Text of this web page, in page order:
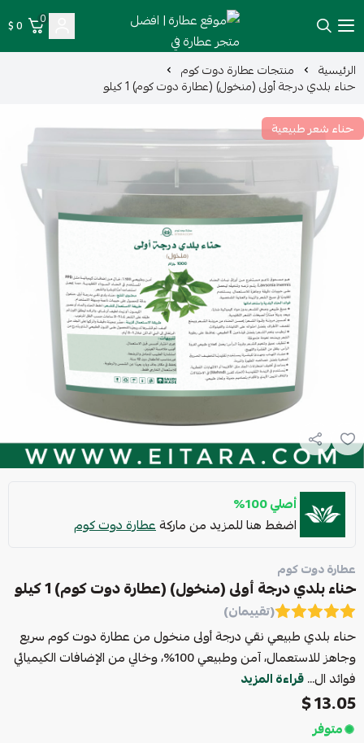
موقع عطارة | افضل متجر عطارة في السعودية
0
0 $
الرئيسية منتجات عطارة دوت كوم
حناء بلدي درجة أولى (منخول) (عطارة دوت كوم) 1 كيلو
حناء شعر طبيعية
أصلي 100%
اضغط هنا للمزيد من ماركةعطارة دوت كوم
عطارة دوت كوم
حناء بلدي درجة أولى (منخول) (عطارة دوت كوم) 1 كيلو
(تقييمان)
حناء بلدي طبيعي نقي درجة أولى منخول من عطارة دوت كوم سريع
وجاهز للاستعمال، آمن وطبيعي 100%، وخالي من الإضافات الكيميائي
فوائد ال...قراءة المزيد
13.05 $
متوفر